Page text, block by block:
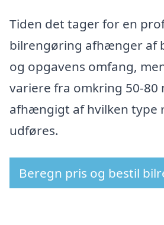
Tiden det tager for en
bilrengøring afhænger af
og opgavens omfang,
variere fra omkring 50-80
afhængigt af hvilken type
udføres.
Beregn pris og bestil